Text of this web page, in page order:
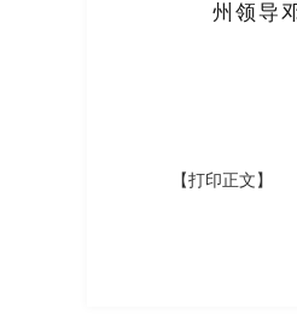
州领导
【打印正文】